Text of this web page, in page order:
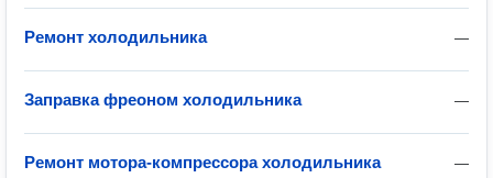
—
Ремонт холодильника
—
Заправка фреоном холодильника
—
Ремонт мотора-компрессора холодильника